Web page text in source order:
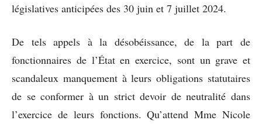
législatives anticipées des 30 juin et 7 juillet 2024.
De tels appels à la désobéissance, de la part de
fonctionnaires de l’État en exercice, sont un grave et
scandaleux manquement à leurs obligations statutaires
de se conformer à un strict devoir de neutralité dans
l’exercice de leurs fonctions. Qu’attend Mme Nicole